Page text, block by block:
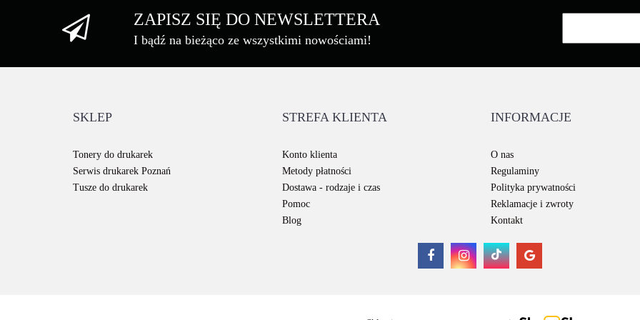
Canon
Cartridge Web
ZAPISZ SIĘ DO NEWSLETTERA
I bądź na bieżąco ze wszystkimi nowościami!
SKLEP
Tonery do drukarek
Serwis drukarek Poznań
Tusze do drukarek
STREFA KLIENTA
Konto klienta
Metody płatności
Dostawa - rodzaje i czas
Pomoc
Blog
INFORMACJE
O nas
Regulaminy
Polityka prywatności
Reklamacje i zwroty
Kontakt